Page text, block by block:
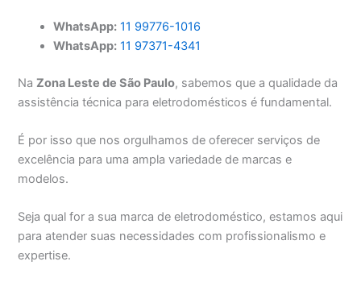
WhatsApp: 11 99776-1016
WhatsApp: 11 97371-4341
NaZona Leste de São Paulo, sabemos que a qualidade da
assistência técnica para eletrodomésticos é fundamental.
É por isso que nos orgulhamos de oferecer serviços de
excelência para uma ampla variedade de marcas e
modelos.
Seja qual for a sua marca de eletrodoméstico, estamos aqui
para atender suas necessidades com profissionalismo e
expertise.